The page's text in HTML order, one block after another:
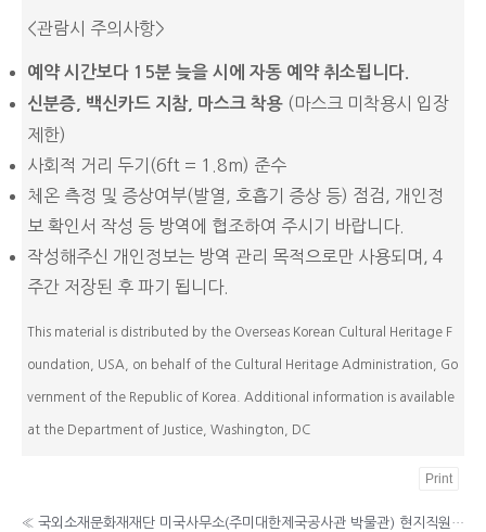
<관람시 주의사항>
예약 시간보다 15분 늦을 시에 자동 예약 취소됩니다.
신분증 , 백신카드 지참, 마스크 착용 (마스크 미착용시 입장
제한)
사회적 거리 두기(6ft = 1.8m) 준수
체온 측정 및 증상여부(발열, 호흡기 증상 등) 점검, 개인정
보 확인서 작성 등 방역에 협조하여 주시기 바랍니다.
작성해주신 개인정보는 방역 관리 목적으로만 사용되며, 4
주간 저장된 후 파기 됩니다.
This material is distributed by the Overseas Korean Cultural Heritage F
oundation, USA, on behalf of the Cultural Heritage Administration, Go
vernment of the Republic of Korea. Additional information is available
at the Department of Justice, Washington, DC
Print
« 국외소재문화재재단 미국사무소(주미대한제국공사관 박물관) 현지직원 채용 최종 합격자 발표